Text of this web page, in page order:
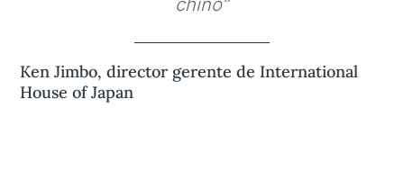
chino”
Ken Jimbo, director gerente de International
House of Japan